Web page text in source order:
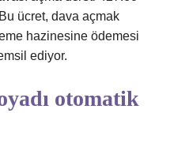
ücret, dava açmak
hazinesine ödemesi
ediyor.
otomatik